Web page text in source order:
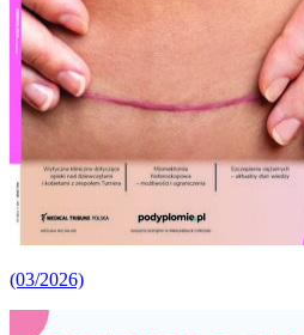
(03/2026)